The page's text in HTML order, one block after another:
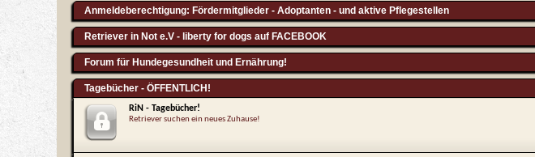
Anmeldeberechtigung: Fördermitglieder - Adoptanten - und aktive Pflegestellen
Retriever in Not e.V - liberty for dogs auf FACEBOOK
Forum für Hundegesundheit und Ernährung!
Tagebücher - ÖFFENTLICH!
RiN - Tagebücher!
Retriever suchen ein neues Zuhause!